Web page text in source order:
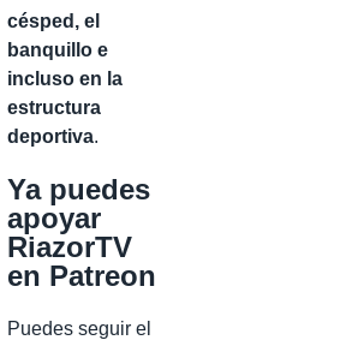
césped, el
banquillo e
incluso en la
estructura
deportiva.
Ya puedes
apoyar
RiazorTV
en Patreon
Puedes seguir el